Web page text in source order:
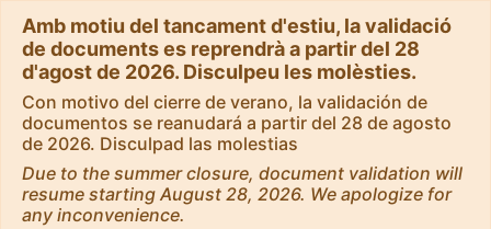
Amb motiu del tancament d'estiu, la validació
de documents es reprendrà a partir del 28
d'agost de 2026. Disculpeu les molèsties.
Con motivo del cierre de verano, la validación de
documentos se reanudará a partir del 28 de agosto
de 2026. Disculpad las molestias
Due to the summer closure, document validation will
resume starting August 28, 2026. We apologize for
any inconvenience.